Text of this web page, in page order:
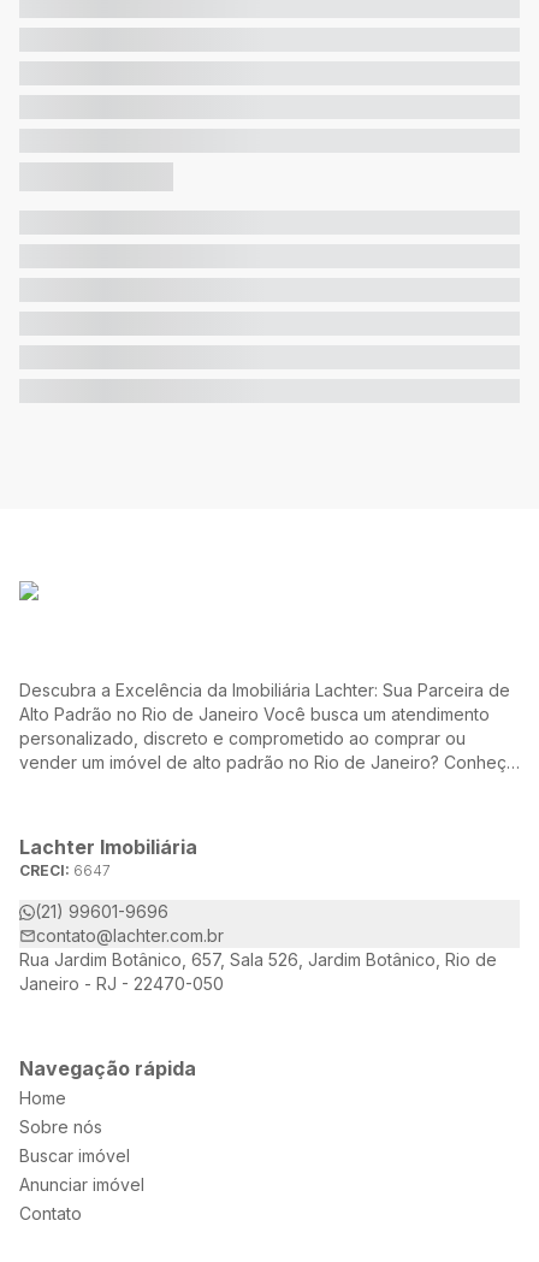
Descubra a Excelência da Imobiliária Lachter: Sua Parceira de
Alto Padrão no Rio de Janeiro Você busca um atendimento
personalizado, discreto e comprometido ao comprar ou
vender um imóvel de alto padrão no Rio de Janeiro? Conheça
necessidades e desejos.
Lachter Imobiliária
CRECI: 6647
(21) 99601-9696
contato@lachter.com.br
Rua Jardim Botânico, 657, Sala 526, Jardim Botânico, Rio de
Janeiro - RJ - 22470-050
Navegação rápida
Home
Sobre nós
Buscar imóvel
Anunciar imóvel
Contato